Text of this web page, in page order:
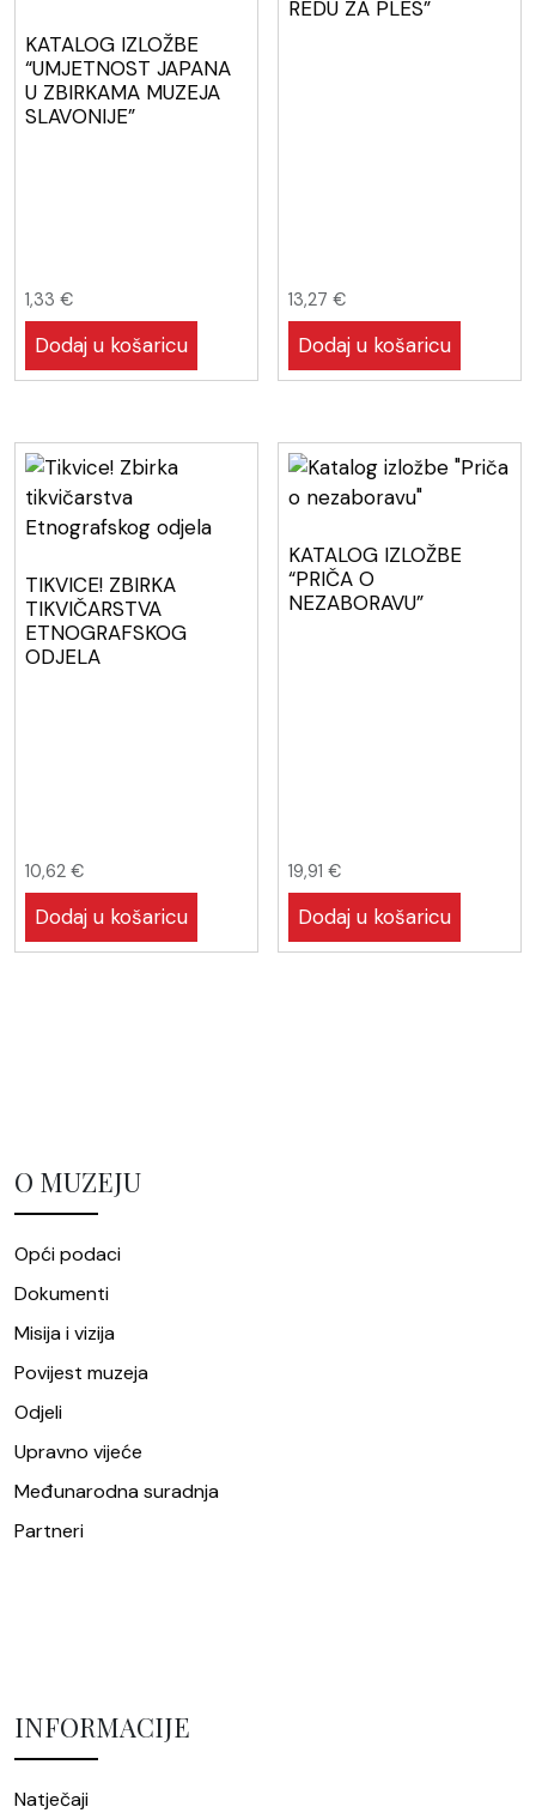
KATALOG IZLOŽBE
“UMJETNOST JAPANA
U ZBIRKAMA MUZEJA
SLAVONIJE”
1,33 €
Dodaj u košaricu
REDU ZA PLES”
13,27€
Dodaj u košaricu
TIKVICE! ZBIRKA
TIKVIČARSTVA
ETNOGRAFSKOG
ODJELA
10,62 €
Dodaj u košaricu
KATALOG IZLOŽBE
“PRIČA O
NEZABORAVU”
19,91€
Dodaj u košaricu
O MUZEJU
Opći podaci
Dokumenti
Misija i vizija
Povijest muzeja
Odjeli
Upravno vijeće
Međunarodna suradnja
Partneri
INFORMACIJE
Natječaji